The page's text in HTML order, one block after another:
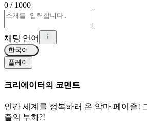
0 / 1000
채팅 언어
한국어
플레이
크리에이터의 코멘트
인간 세계를 정복하러 온 악마 페이즐!
즐의 부하?!